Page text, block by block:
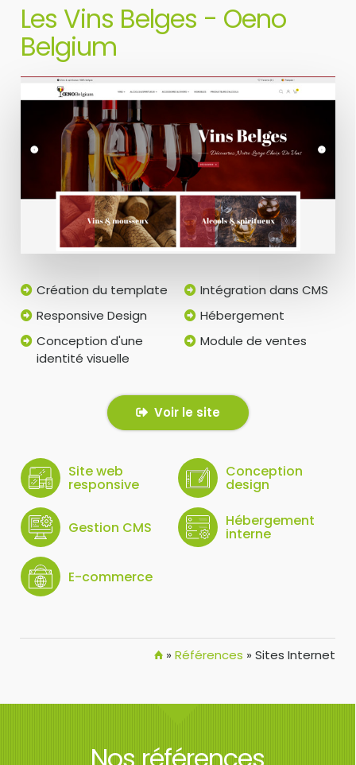
Les Vins Belges - Oeno
Belgium
Création du template
Responsive Design
Conception d'une
identité visuelle
Intégration dans CMS
Hébergement
Module de ventes
Voir le site
Site web
responsive
Conception
design
Gestion CMS Hébergement
interne
E-commerce
» Références » Sites Internet